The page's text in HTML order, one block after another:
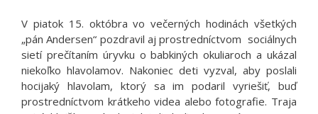
V piatok 15. októbra vo večerných hodinách všetkých
„pán Andersen“ pozdravil aj prostredníctvom sociálnych
sietí prečítaním úryvku o babkiných okuliaroch a ukázal
niekoľko hlavolamov. Nakoniec deti vyzval, aby poslali
hocijaký hlavolam, ktorý sa im podaril vyriešiť, buď
prostredníctvom krátkeho videa alebo fotografie. Traja